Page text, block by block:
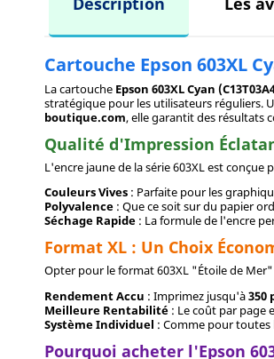
Cartouche Epson 603XL
La cartouche Epson 603XL Cyan
stratégique pour les utilisateurs réguliers.
boutique.com, elle garantit des résultats
Qualité d'Impression
L'encre jaune de la série 603XL est
Couleurs Vives : Parfaite pour les
Polyvalence : Que ce soit sur du papier
Séchage Rapide : La formule de l'encre
Format XL : Un Choix
Opter pour le format 603XL "Étoile de
Rendement Accu : Imprimez jusqu'à350
Meilleure Rentabilité : Le coût par page
Système Individuel : Comme pour toutes
Pourquoi acheter l'Epson